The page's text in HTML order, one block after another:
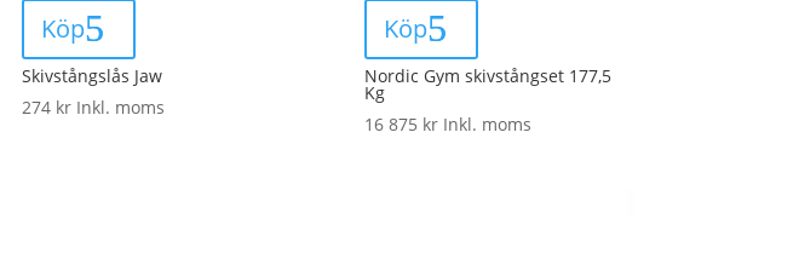
Köp
Skivstångslås Jaw
274 kr Inkl. moms
Köp
Nordic Gym skivstångset 177,5
Kg
16 875 kr Inkl. moms